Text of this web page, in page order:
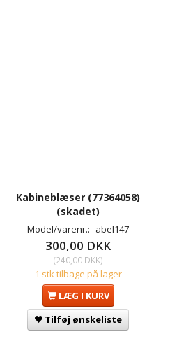
Kabineblæser (77364058)
(skadet)
Model/varenr.: abel147
300,00 DKK
(240,00 DKK)
1 stk tilbage på lager
LÆG I KURV
Tilføj ønskeliste